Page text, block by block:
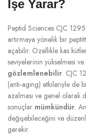
İşe Yarar?
Peptid Sciences CJC
artırmaya yönelik bir
açabilir. Özellikle kas
seviyelerinin yükselmesi
gözlemlenebilir. CJC
(anti-aging) etkileriyle de
azalması ve genel
sonuçlar mümkündür.
değişebileceğini ve
gerekir.